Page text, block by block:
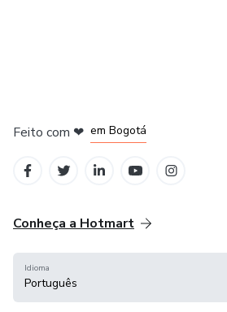
Feito com ❤ em Bogotá
Conheça a Hotmart
Idioma
Português